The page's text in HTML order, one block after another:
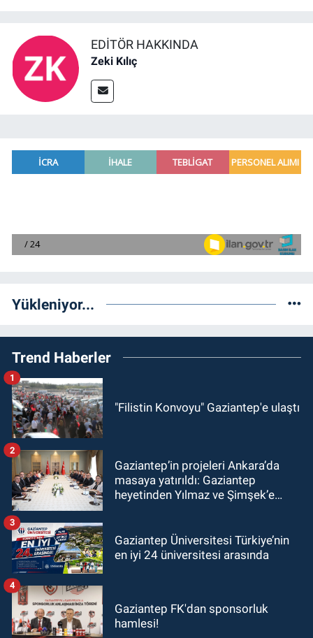
EDITÖR HAKKINDA
Zeki Kılıç
Yükleniyor...
Trend Haberler
"Filistin Konvoyu" Gaziantep'e ulaştı
1
Gaziantep’in projeleri Ankara’da
masaya yatırıldı: Gaziantep
heyetinden Yılmaz ve Şimşek’e
2
Gaziantep Üniversitesi Türkiye’nin
en iyi 24 üniversitesi arasında
3
Gaziantep FK'dan sponsorluk
hamlesi!
4